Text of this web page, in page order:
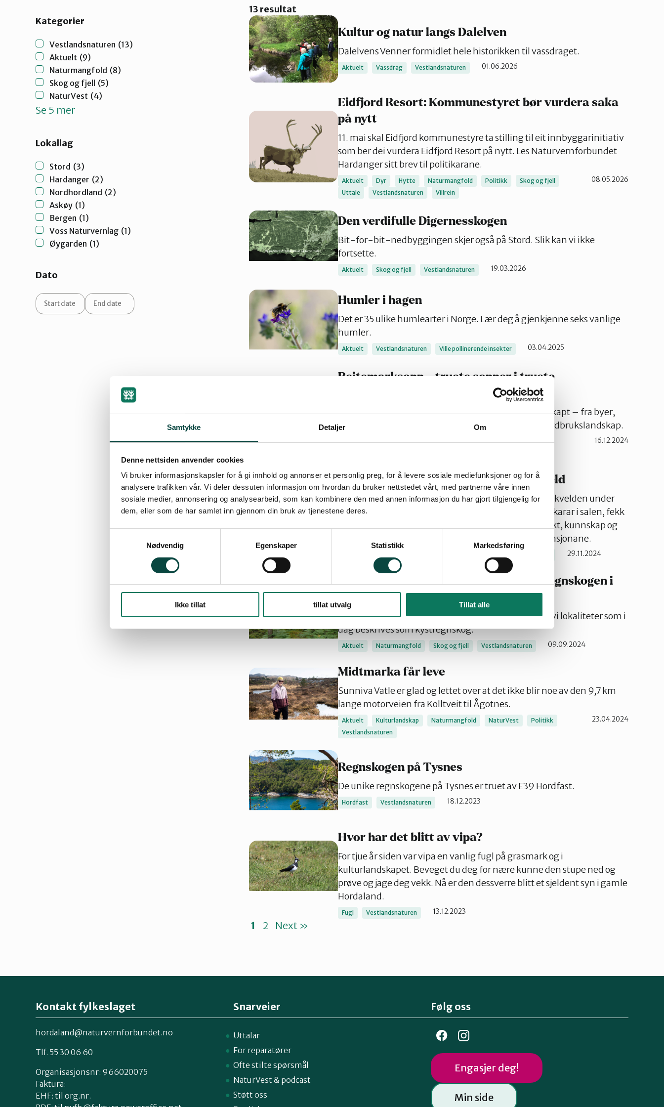
Samtykke Detaljer Om
Denne nettsiden anvender cookies
Vi bruker informasjonskapsler for å gi innhold og annonser et personlig preg, for å levere sosiale mediefunksjoner og for å
analysere trafikken vår. Vi deler dessuten informasjon om hvordan du bruker nettstedet vårt, med partnerne våre innen
sosiale medier, annonsering og analysearbeid, som kan kombinere den med annen informasjon du har gjort tilgjengelig for
dem, eller som de har samlet inn gjennom din bruk av tjenestene deres.
Nødvendig
Egenskaper Statistikk Markedsføring
Ikke tillat tillat utvalg Tillat alle
Kategorier
Vestlandsnaturen (13)
Aktuelt (9)
Naturmangfold (8)
Skog og fjell
(5)
NaturVest (4)
Se 5 mer
Lokallag
Stord (3)
Hardanger (2)
Nordhordland (2)
Askøy (1)
Bergen (1)
Voss Naturvernlag (1)
Øygarden (1)
Dato
13 resultat
Kultur og natur langs Dalelven
Dalelvens Venner formidlet hele historikken til vassdraget.
Aktuelt Vassdrag Vestlandsnaturen 01.06.2026
Eidfjord Resort: Kommunestyret bør vurdera saka
på nytt
11. mai skal Eidfjord kommunestyre ta stilling til eit innbyggarinitiativ
som ber dei vurdera Eidfjord Resort på nytt. Les Naturvernforbundet
Hardanger sitt brev til politikarane.
Aktuelt Dyr Hytte Naturmangfold Politikk
Skog og fjell
Uttale
Vestlandsnaturen Villrein
08.05.2026
Den verdifulle Digernesskogen
Bit-for-bit-nedbyggingen skjer også på Stord. Slik kan vi ikke
fortsette.
Aktuelt Skog og fjell Vestlandsnaturen 19.03.2026
Humler i hagen
Det er 35 ulike humlearter i Norge. Lær deg å gjenkjenne seks vanlige
humler.
Aktuelt Vestlandsnaturen Ville pollinerende insekter 03.04.2025
Beitemarksopp – truete sopper i truete
Med kulturlandskap mener vi alt som er menneskeskapt – fra byer,
veier, skogplantasjer, kystlyngheier og ulike typer jordbrukslandskap.
Aktuelt Kulturlandskap Naturmangfold
NaturVest
16.12.2024
Presentasjonar frå Natur- og flaumkveld
Tusen takk til alle som møtte opp på natur- og flaumkvelden under
Grøn November! Med over 80 kunnskapstørste deltakarar i salen, fekk
me høyra engasjerte og dyktige innleiarar dela innsikt, kunnskap og
engasjement. Her kan du lasta ned nokre av presentasjonane.
29.11.2024
Sjeldne og rødlistede skorpelav i kystregnskogen i
Sunnhordland
I furuskogen langs vestlandskysten av Norge finner vi lokaliteter som i
dag beskrives som kystregnskog.
Aktuelt Naturmangfold Skog og fjell Vestlandsnaturen 09.09.2024
Midtmarka får leve
Sunniva Vatle er glad og lettet over at det ikke blir noe av den 9,7 km
lange motorveien fra Kolltveit til Ågotnes.
Aktuelt Kulturlandskap Naturmangfold NaturVest
Politikk
Vestlandsnaturen
23.04.2024
Regnskogen på Tysnes
De unike regnskogene på Tysnes er truet av E39 Hordfast.
Hordfast Vestlandsnaturen 18.12.2023
Hvor har det blitt av vipa?
For tjue år siden var vipa en vanlig fugl på grasmark og i
kulturlandskapet. Beveget du deg for nære kunne den stupe ned og
prøve og jage deg vekk. Nå er den dessverre blitt et sjeldent syn i gamle
Hordaland.
Fugl Vestlandsnaturen 13.12.2023
1 2 Next »
Kontakt fylkeslaget
hordaland@naturvernforbundet.no
Tlf. 55 30 06 60
Organisasjonsnr: 966020075
Faktura:
EHF: til org.nr.
Snarveier
Uttalar
For reparatører
Ofte stilte spørsmål
NaturVest & podcast
Støtt oss
Følg oss
Engasjer deg!
Min side